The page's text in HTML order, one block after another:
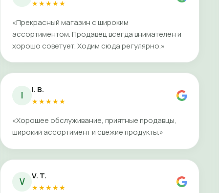
★★★★★
«Прекрасный магазин с широким
ассортиментом. Продавец всегда внимателен и
хорошо советует. Ходим сюда регулярно.»
I I. B.
★★★★★
«Хорошее обслуживание, приятные продавцы,
широкий ассортимент и свежие продукты.»
V V. T.
★★★★★